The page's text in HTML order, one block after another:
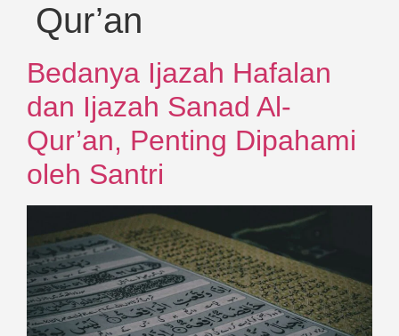
Qur’an
Bedanya Ijazah Hafalan
dan Ijazah Sanad Al-
Qur’an, Penting Dipahami
oleh Santri